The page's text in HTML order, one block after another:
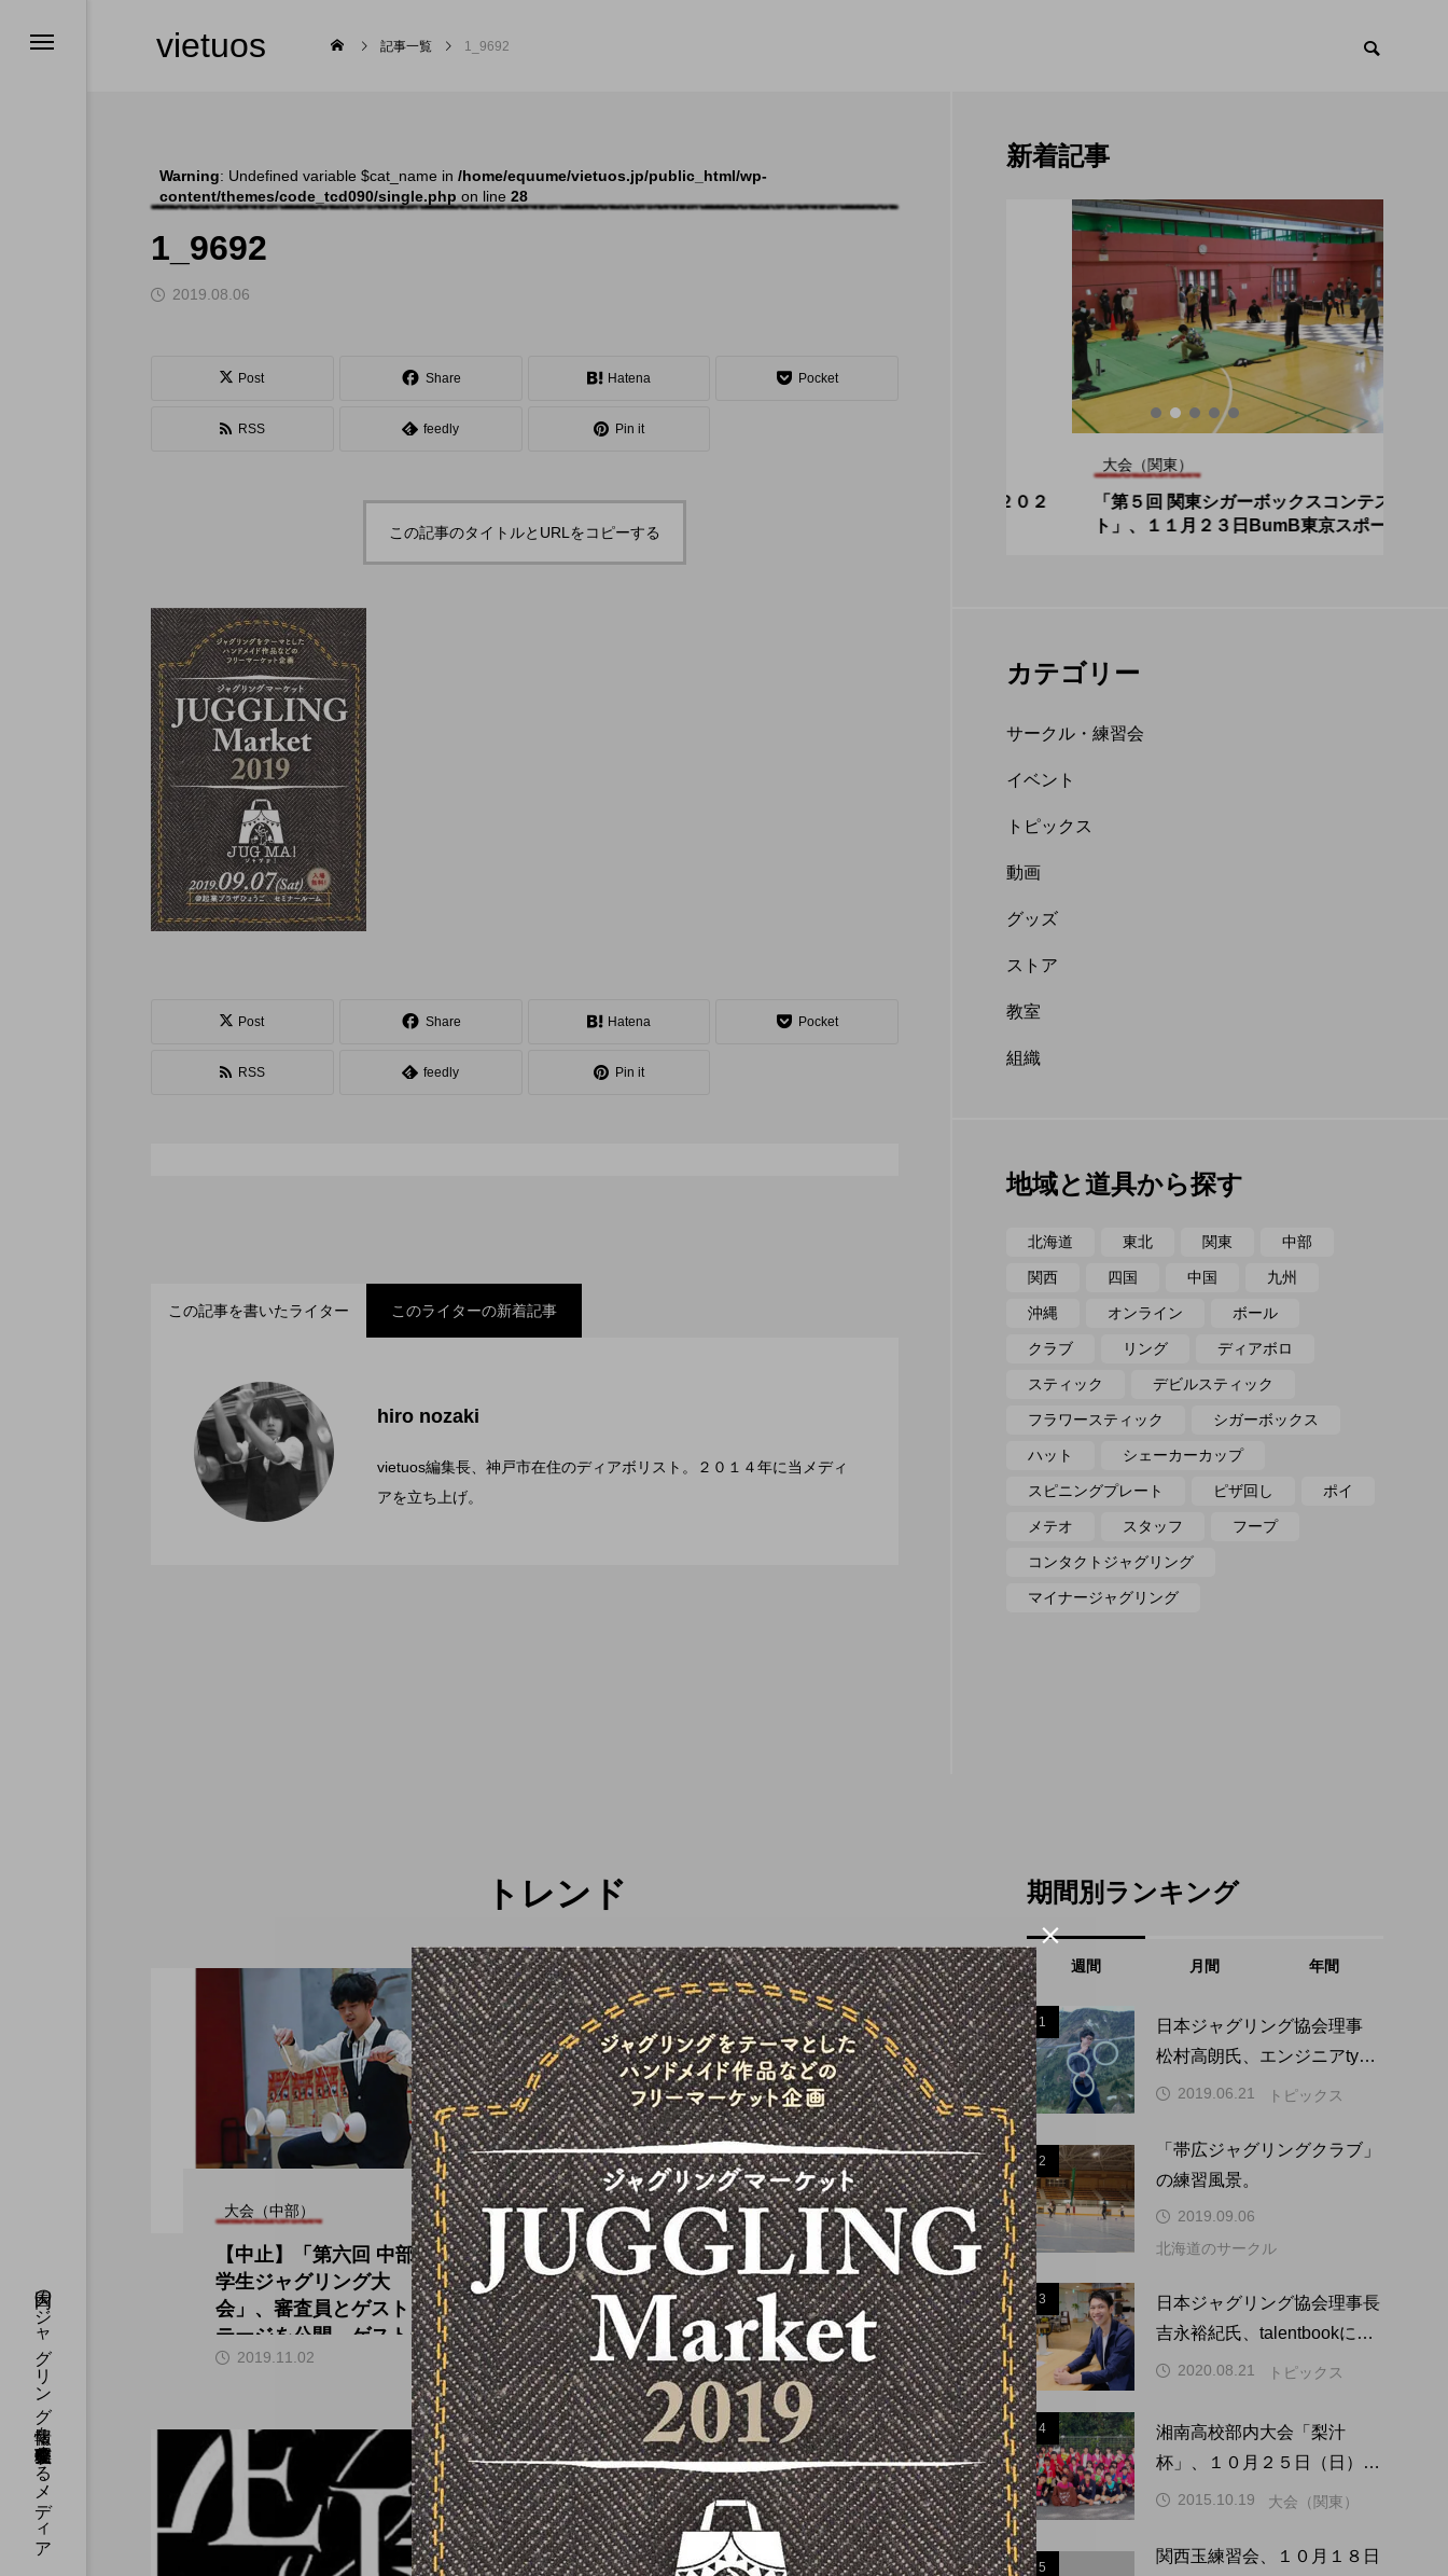
国内のジャグリング情報を収集・整理・発信するメディア
舞台
「Dice ~the juggling s
how~」、第２回公演
のダイジェスト映像を
ジャグリングの舞台。
2022.06.16
発表会
「JJF 2020」、開催形
式を変更。国内各地で
オンラインとオフライ
「ディアボロサマーフ
トピックス
ジャグリング新人戦、
運営メンバーを募集

北海道 東北 オンライン
ボール クラブ フラワースティック
ポイ
スタッフ フープ コンタクトジャグリング マイナージャグリング
vietuos 記事一覧 1_9692
Warning: Undefined variable $cat_name in /home/equume/vietuos.jp/public_html/wp-
content/themes/code_tcd090/single.php on line 28
1_9692
2019.08.06
Post Share Hatena Pocket
RSS feedly Pin it
この記事のタイトルとURLをコピーする
Post Share Hatena Pocket
RSS feedly Pin it
この記事を書いたライター このライターの新着記事
hiro nozaki
vietuos編集長、神戸市在住のディアボリスト。２０１４年に当メディ
アを立ち上げ。
2022.06.21
2022.06.21
「第５回 関東シガーボックスコンテスト」、１１月２３日BumB東京スポーツ
文化館にて開催。
新着記事
「WJD 2022」終了。各地の様子とフォト
コンテスト結果。
「ディアボロサマーフェスティバル ２０２
２」、８月２６日開催。
大会（関東）
「第５回 関東シガーボックスコンテス
ト」、１１月２３日BumB東京スポーツ文
カテゴリー
サークル・練習会
イベント
トピックス
動画
グッズ
ストア
教室
組織
地域と道具から探す
北海道 東北 関東 中部
関西 四国 中国 九州
沖縄 オンライン ボール
クラブ リング ディアボロ
スティック デビルスティック
フラワースティック シガーボックス
ハット シェーカーカップ
スピニングプレート ピザ回し ポイ
メテオ スタッフ フープ
コンタクトジャグリング
マイナージャグリング
トレンド
大会（中部）
【中止】「第六回 中部
学生ジャグリング大
会」、審査員とゲストス
テージを公開。ゲストは
田多加津輝氏。
hiro nozaki
2019.11.02
舞台（関西）
『わが星』を終えて。フ
ラトレスラジオ #6 公
開。
hiro nozaki
2022.06.14
期間別ランキング
週間 月間 年間
1
日本ジャグリング協会理事
松村高朗氏、エンジニアtype
にインタビュー掲載。
2019.06.21 トピックス
2
「帯広ジャグリングクラブ」
の練習風景。
2019.09.06
北海道のサークル
3
日本ジャグリング協会理事長
吉永裕紀氏、talentbookにイ
ンタビュー掲載。
2020.08.21 トピックス
4
湘南高校部内大会「梨汁
杯」、１０月２５日（日）に
開催。
2015.10.19 大会（関東）
5
関西玉練習会、１０月１８日
